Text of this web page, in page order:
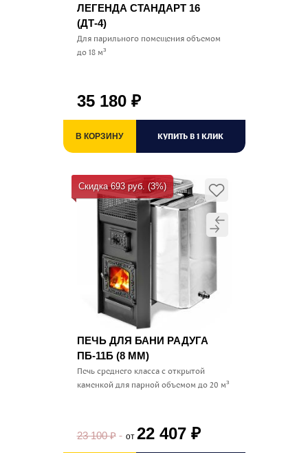
ЛЕГЕНДА СТАНДАРТ 16
(ДТ-4)
Для парильного помещения объемом
до 18 м³
35 180 ₽
В КОРЗИНУ КУПИТЬ В 1 КЛИК
Скидка 693 руб. (3%)
ПЕЧЬ ДЛЯ БАНИ РАДУГА
ПБ-11Б (8 ММ)
Печь среднего класса с открытой
каменкой для парной объемом до 20 м³
23 100₽ от 22 407 ₽